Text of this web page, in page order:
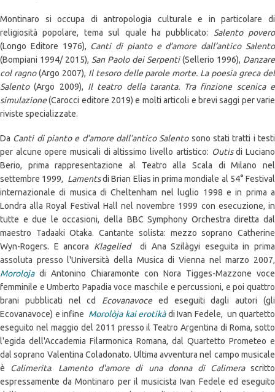
Montinaro si occupa di antropologia culturale e in particolare di
religiosità popolare, tema sul quale ha pubblicato: Salento povero
(Longo Editore 1976), Canti di pianto e d’amore dall’antico Salento
(Bompiani 1994/ 2015), San Paolo dei Serpenti(Sellerio 1996), Danzare
col ragno(Argo 2007), Il tesoro delle parole morte. La poesia greca del
Salento(Argo 2009), Il teatro della taranta. Tra finzione scenica e
simulazione(Carocci editore 2019) e molti articoli e brevi saggi per varie
riviste specializzate.
Da Canti di pianto e d’amore dall’antico Salentosono stati tratti i testi
per alcune opere musicali di altissimo livello artistico: Outisdi Luciano
Berio, prima rappresentazione al Teatro alla Scala di Milano nel
settembre 1999, Lamentsdi Brian Elias in prima mondiale al 54° Festival
internazionale di musica di Cheltenham nel luglio 1998 e in prima a
Londra alla Royal Festival Hall nel novembre 1999 con esecuzione, in
tutte e due le occasioni, della BBC Symphony Orchestra diretta dal
maestro Tadaaki Otaka. Cantante solista: mezzo soprano Catherine
Wyn-Rogers. E ancora Klagelied
di Ana Szilàgyi eseguita in prima
assoluta presso l'Università della Musica di Vienna nel marzo 2007,
Morolojadi Antonino Chiaramonte con Nora Tigges-Mazzone voce
femminile e Umberto Papadia voce maschile e percussioni, e poi quattro
brani pubblicati nel cd Ecovanavoce ed eseguiti dagli autori (gli
Ecovanavoce) e infine Morolòja kai erotikàdi Ivan Fedele, un quartetto
eseguito nel maggio del 2011 presso il Teatro Argentina di Roma, sotto
l'egida dell'Accademia Filarmonica Romana, dal Quartetto Prometeo e
dal soprano Valentina Coladonato. Ultima avventura nel campo musicale
è Calimerita. Lamento d'amore di una donna di Calimerascritto
espressamente da Montinaro per il musicista Ivan Fedele ed eseguito